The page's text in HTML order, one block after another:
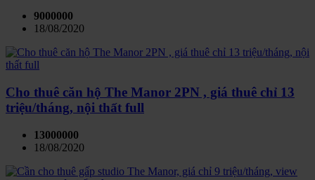
9000000
18/08/2020
Cho thuê căn hộ The Manor 2PN , giá thuê chỉ 13
triệu/tháng, nội thất full
13000000
18/08/2020